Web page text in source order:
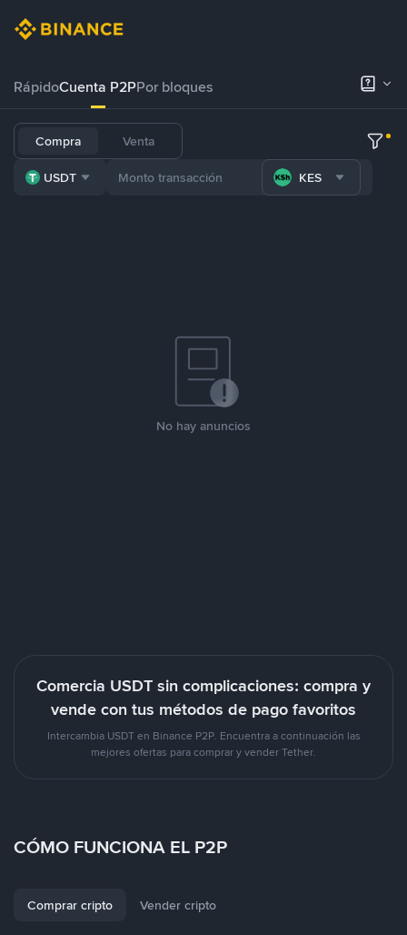
RápidoCuenta P2PPor bloques
Compra Venta
USDT KES
No hay anuncios
Comercia USDT sin complicaciones: compra y
vende con tus métodos de pago favoritos
Intercambia USDT en Binance P2P. Encuentra a continuación las
mejores ofertas para comprar y vender Tether.
CÓMO FUNCIONA EL P2P
Comprar cripto Vender cripto